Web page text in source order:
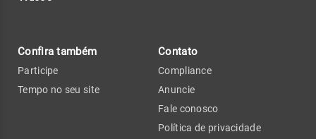
Confira também
Participe
Tempo no seu site
Contato
Compliance
Anuncie
Fale conosco
Política de privacidade